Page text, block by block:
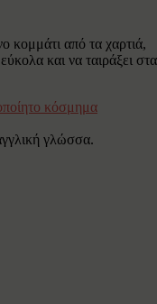
κομμάτι από τα χαρτιά,
και να ταιράξει
κόσμημα
γλώσσα.